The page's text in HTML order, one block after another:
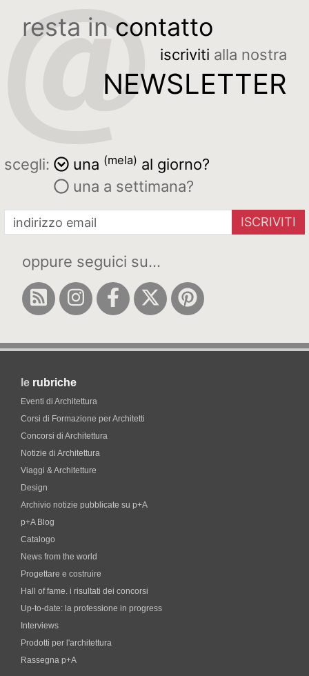
resta in contatto
iscriviti alla nostra
NEWSLETTER
scegli: una (mela) al giorno?
una a settimana?
ISCRIVITI
oppure seguici su...
le rubriche
Eventi di Architettura
Corsi di Formazione per Architetti
Concorsi di Architettura
Notizie di Architettura
Viaggi & Architetture
Design
Archivio notizie pubblicate su p+A
p+A Blog
Catalogo
News from the world
Progettare e costruire
Hall of fame. i risultati dei concorsi
Up-to-date: la professione in progress
Interviews
Prodotti per l'architettura
Rassegna p+A